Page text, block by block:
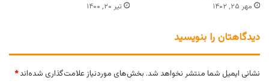
مهر ۲۵, ۱۴۰۲ تیر ۲۰, ۱۴۰۰
دیدگاهتان را بنویسید
نشانی ایمیل شما منتشر نخواهد شد. بخش‌های موردنیاز علامت‌گذاری شده‌اند*